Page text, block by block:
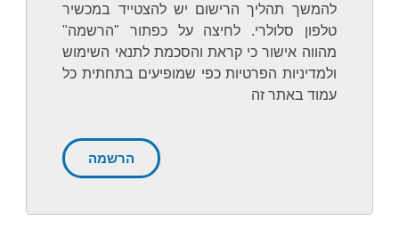
להמשך תהליך הרישום יש להצטייד במכשיר
טלפון סלולרי. לחיצה על כפתור "הרשמה"
מהווה אישור כי קראת והסכמת לתנאי השימוש
ולמדיניות הפרטיות כפי שמופיעים בתחתית כל
עמוד באתר זה
הרשמה